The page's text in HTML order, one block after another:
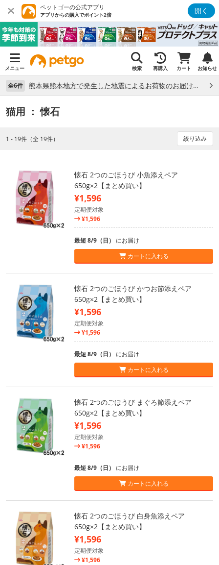
ペットゴーの公式アプリ
アプリからの購入でポイント2倍 開く
メニュー 検索 再購入 カート お知らせ
全6件 熊本県熊本地方で発生した地震によるお荷物のお届け状況について （7/28）
猫用 ： 懐石
1 - 19件（全 19件） 絞り込み
懐石 2つのごほうび 小魚添えペア
650g×2【まとめ買い】
¥1,596
定期便対象
¥1,596
最短 8/9（日） にお届け
カートに入れる
懐石 2つのごほうび かつお節添えペア
650g×2【まとめ買い】
¥1,596
定期便対象
¥1,596
最短 8/9（日） にお届け
カートに入れる
懐石 2つのごほうび まぐろ節添えペア
650g×2【まとめ買い】
¥1,596
定期便対象
¥1,596
最短 8/9（日） にお届け
カートに入れる
懐石 2つのごほうび 白身魚添えペア
650g×2【まとめ買い】
¥1,596
定期便対象
¥1,596